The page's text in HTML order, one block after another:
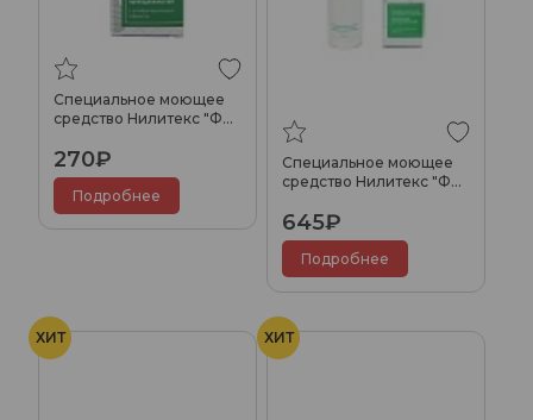
Специальное моющее
средство Нилитекс "Фри
270₽
Подробнее
Специальное моющее
средство Нилитекс "Фри
645₽
Подробнее
ХИТ ХИТ